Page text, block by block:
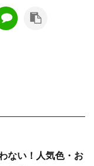
ない！人気色・お